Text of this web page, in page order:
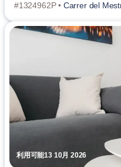
#1324962P • Carrer del
利用可能13 10月 2026